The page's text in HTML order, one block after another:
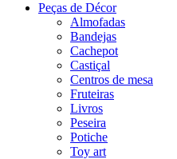
Peças de Décor
Almofadas
Bandejas
Cachepot
Castiçal
Centros de mesa
Fruteiras
Livros
Peseira
Potiche
Toy art